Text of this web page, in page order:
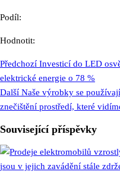
Podíl:
Hodnotit:
Předchozí Investicí do LED
elektrické energie o 78 %
Další Naše výrobky se
znečištění prostředí, které
Související příspěvky